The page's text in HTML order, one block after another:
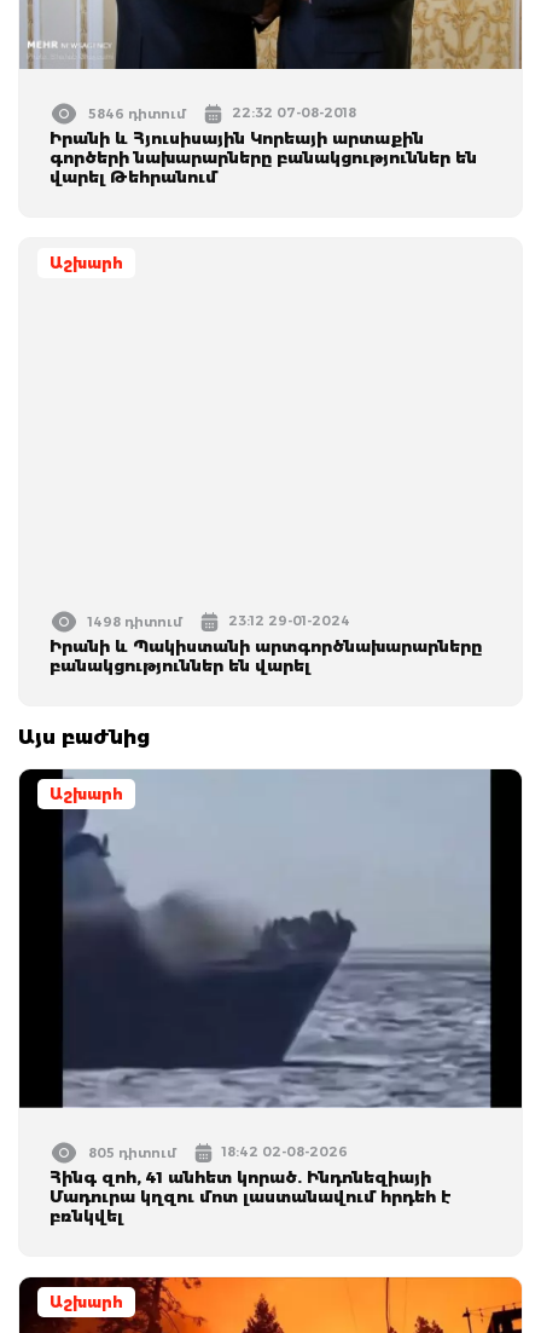
5846 դիտում 22:32 07-08-2018
Իրանի և Հյուսիսային Կորեայի արտաքին
գործերի նախարարները բանակցություններ են
վարել Թեհրանում
Աշխարհ
1498 դիտում 23:12 29-01-2024
Իրանի և Պակիստանի արտգործնախարարները
բանակցություններ են վարել
Այս բաժնից
Աշխարհ
805 դիտում 18:42 02-08-2026
Հինգ զոհ, 41 անհետ կորած. Ինդոնեզիայի
Մադուրա կղզու մոտ լաստանավում հրդեհ է
բռնկվել
Աշխարհ